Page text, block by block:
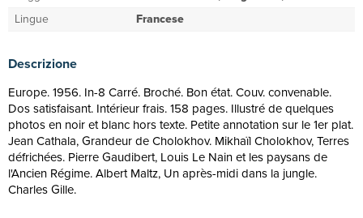
Lingue
Francese
Descrizione
Europe. 1956. In-8 Carré. Broché. Bon état. Couv. convenable.
Dos satisfaisant. Intérieur frais. 158 pages. Illustré de quelques
photos en noir et blanc hors texte. Petite annotation sur le 1er plat.
Jean Cathala, Grandeur de Cholokhov. Mikhaïl Cholokhov, Terres
défrichées. Pierre Gaudibert, Louis Le Nain et les paysans de
l'Ancien Régime. Albert Maltz, Un après-midi dans la jungle.
Charles Gille.